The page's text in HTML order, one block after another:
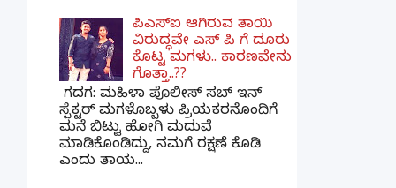
ಪಿಎಸ್​ಐ ಆಗಿರುವ ತಾಯಿ
ವಿರುದ್ಧವೇ ಎಸ್ ಪಿ ಗೆ ದೂರು
ಕೊಟ್ಟ ಮಗಳು.. ಕಾರಣವೇನು
ಗೊತ್ತಾ..??
ಗದಗ​: ಮಹಿಳಾ ಪೊಲೀಸ್​ ಸಬ್ ​ಇನ್​
ಸ್ಪೆಕ್ಟರ್​ ಮಗಳೊಬ್ಬಳು ಪ್ರಿಯಕರನೊಂದಿಗೆ
ಮನೆ ಬಿಟ್ಟು ಹೋಗಿ ಮದುವೆ
ಮಾಡಿಕೊಂಡಿದ್ದು, ನಮಗೆ ರಕ್ಷಣೆ ಕೊಡಿ
ಎಂದು ತಾಯ...